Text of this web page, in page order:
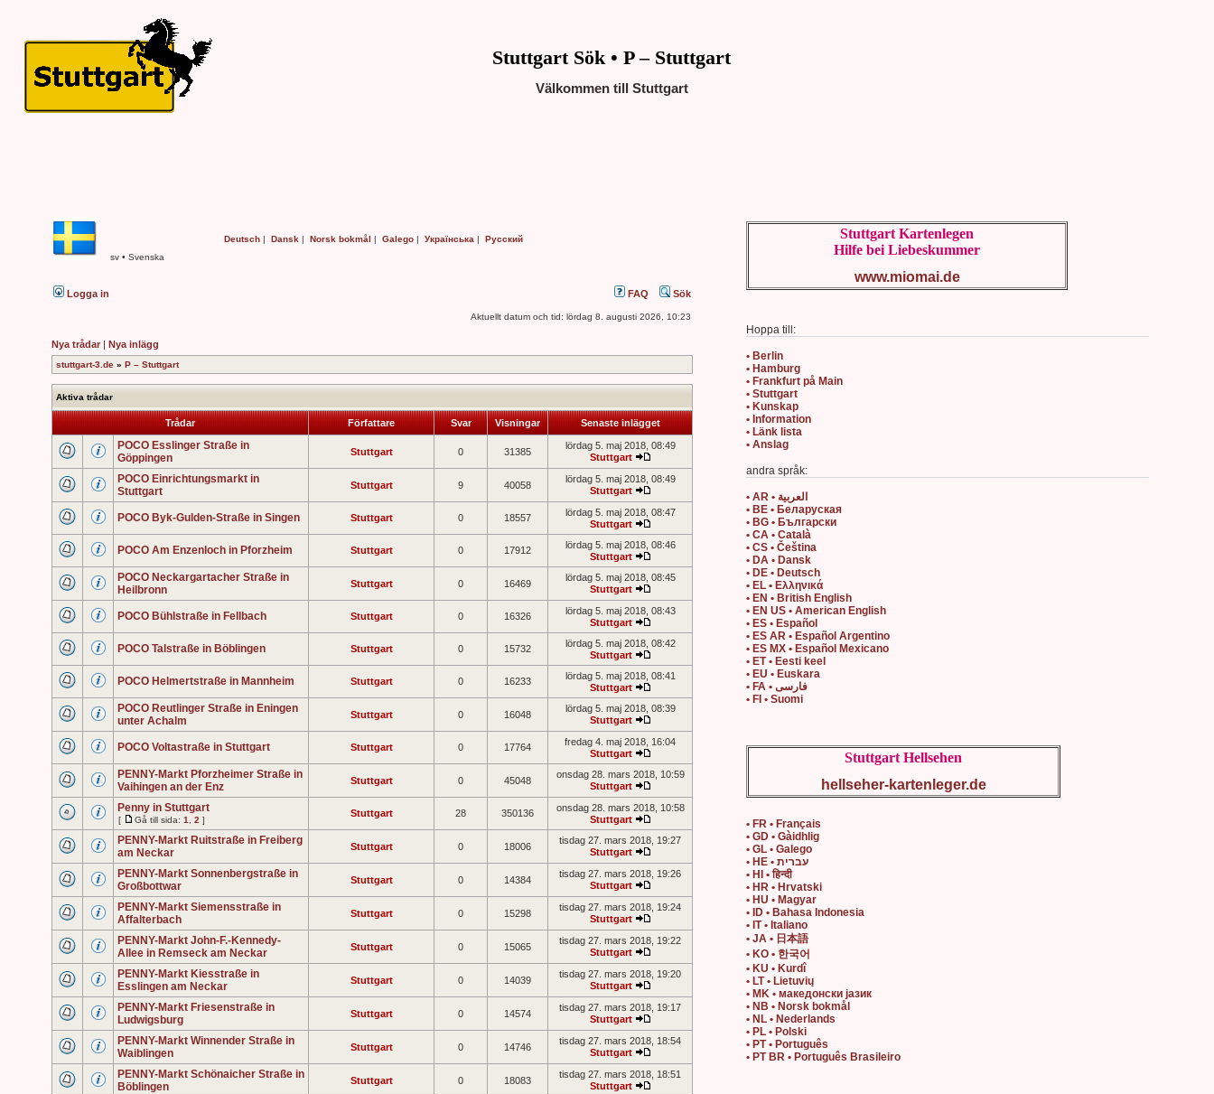
Stuttgart Sök • P – Stuttgart
Välkommen till Stuttgart
sv • Svenska
Deutsch | Dansk | Norsk bokmål | Galego | Українська | Русский
Logga in FAQ Sök
Aktuellt datum och tid: lördag 8. augusti 2026, 10:23
Nya trådar | Nya inlägg
stuttgart-3.de » P – Stuttgart
Aktiva trådar
Trådar Författare Svar Visningar Senaste inlägget
POCO Esslinger Straße in
Göppingen
Stuttgart 0 31385
lördag 5. maj 2018, 08:49
Stuttgart
POCO Einrichtungsmarkt in
Stuttgart
Stuttgart 9 40058
lördag 5. maj 2018, 08:49
Stuttgart
POCO Byk-Gulden-Straße in Singen Stuttgart 0 18557
lördag 5. maj 2018, 08:47
Stuttgart
POCO Am Enzenloch in Pforzheim Stuttgart 0 17912
lördag 5. maj 2018, 08:46
Stuttgart
POCO Neckargartacher Straße in
Heilbronn
Stuttgart 0 16469
lördag 5. maj 2018, 08:45
Stuttgart
POCO Bühlstraße in Fellbach Stuttgart 0 16326
lördag 5. maj 2018, 08:43
Stuttgart
POCO Talstraße in Böblingen Stuttgart 0 15732
lördag 5. maj 2018, 08:42
Stuttgart
POCO Helmertstraße in Mannheim Stuttgart 0 16233
lördag 5. maj 2018, 08:41
Stuttgart
POCO Reutlinger Straße in Eningen
unter Achalm
Stuttgart 0 16048
lördag 5. maj 2018, 08:39
Stuttgart
POCO Voltastraße in Stuttgart Stuttgart 0 17764
fredag 4. maj 2018, 16:04
Stuttgart
PENNY-Markt Pforzheimer Straße in
Vaihingen an der Enz
Stuttgart 0 45048
onsdag 28. mars 2018, 10:59
Stuttgart
Penny in Stuttgart
[ Gå till sida: 1 2 ]
Stuttgart 28 350136
onsdag 28. mars 2018, 10:58
Stuttgart
PENNY-Markt Ruitstraße in Freiberg
am Neckar
Stuttgart 0 18006
tisdag 27. mars 2018, 19:27
Stuttgart
PENNY-Markt Sonnenbergstraße in
Großbottwar
Stuttgart 0 14384
tisdag 27. mars 2018, 19:26
Stuttgart
PENNY-Markt Siemensstraße in
Affalterbach
Stuttgart 0 15298
tisdag 27. mars 2018, 19:24
Stuttgart
PENNY-Markt John-F.-Kennedy-
Allee in Remseck am Neckar
Stuttgart 0 15065
tisdag 27. mars 2018, 19:22
Stuttgart
PENNY-Markt Kiesstraße in
Esslingen am Neckar
Stuttgart 0 14039
tisdag 27. mars 2018, 19:20
Stuttgart
PENNY-Markt Friesenstraße in
Ludwigsburg
Stuttgart 0 14574
tisdag 27. mars 2018, 19:17
Stuttgart
PENNY-Markt Winnender Straße in
Waiblingen
Stuttgart 0 14746
tisdag 27. mars 2018, 18:54
Stuttgart
PENNY-Markt Schönaicher Straße in
Böblingen
Stuttgart 0 18083
tisdag 27. mars 2018, 18:51
Stuttgart
Stuttgart Kartenlegen
Hilfe bei Liebeskummer
www.miomai.de
Hoppa till:
• Berlin
• Hamburg
• Frankfurt på Main
• Stuttgart
• Kunskap
• Information
• Länk lista
• Anslag
andra språk:
• AR • العربية
• BE • Беларуская
• BG • Български
• CA • Català
• CS • Čeština
• DA • Dansk
• DE • Deutsch
• EL • Ελληνικά
• EN • British English
• EN US • American English
• ES • Español
• ES AR • Español Argentino
• ES MX • Español Mexicano
• ET • Eesti keel
• EU • Euskara
• FA • فارسی
• FI • Suomi
Stuttgart Hellsehen
hellseher-kartenleger.de
• FR • Français
• GD • Gàidhlig
• GL • Galego
• HE • עברית
• HI • हिन्दी
• HR • Hrvatski
• HU • Magyar
• ID • Bahasa Indonesia
• IT • Italiano
• JA • 日本語
• KO • 한국어
• KU • Kurdî
• LT • Lietuvių
• MK • македонски јазик
• NB • Norsk bokmål
• NL • Nederlands
• PL • Polski
• PT • Português
• PT BR • Português Brasileiro